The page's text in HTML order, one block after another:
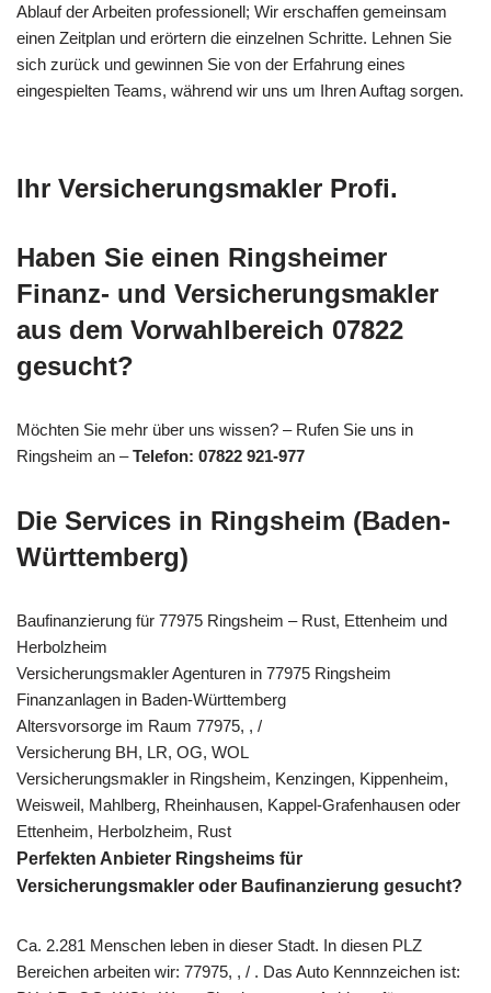
Ablauf der Arbeiten professionell; Wir erschaffen gemeinsam
einen Zeitplan und erörtern die einzelnen Schritte. Lehnen Sie
sich zurück und gewinnen Sie von der Erfahrung eines
eingespielten Teams, während wir uns um Ihren Auftag sorgen.
Ihr Versicherungsmakler Profi.
Haben Sie einen Ringsheimer
Finanz- und Versicherungsmakler
aus dem Vorwahlbereich 07822
gesucht?
Möchten Sie mehr über uns wissen? – Rufen Sie uns in
Ringsheim an –Telefon: 07822 921-977
Die Services in Ringsheim (Baden-
Württemberg)
Baufinanzierung für 77975 Ringsheim – Rust, Ettenheim und
Herbolzheim
Versicherungsmakler Agenturen in 77975 Ringsheim
Finanzanlagen in Baden-Württemberg
Altersvorsorge im Raum 77975, , /
Versicherung BH, LR, OG, WOL
Versicherungsmakler in Ringsheim, Kenzingen, Kippenheim,
Weisweil, Mahlberg, Rheinhausen, Kappel-Grafenhausen oder
Ettenheim, Herbolzheim, Rust
Perfekten Anbieter Ringsheims für
Versicherungsmakler oder Baufinanzierung gesucht?
Ca. 2.281 Menschen leben in dieser Stadt. In diesen PLZ
Bereichen arbeiten wir: 77975, , / . Das Auto Kennnzeichen ist: